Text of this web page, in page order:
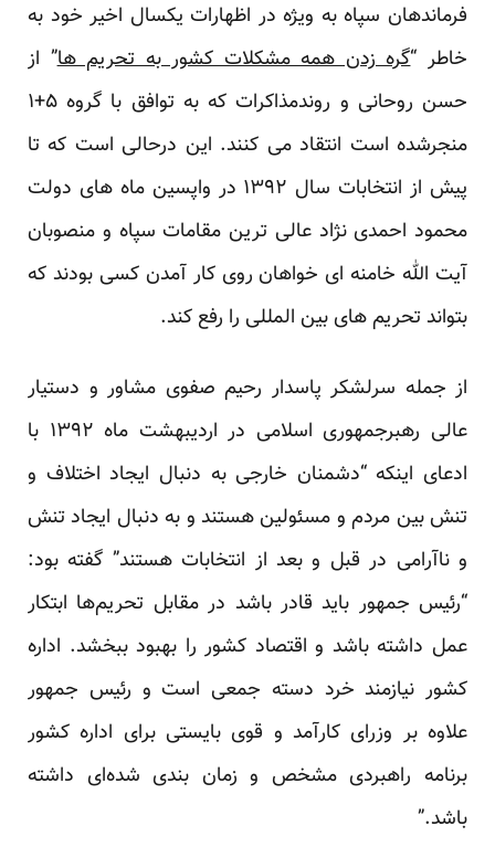
فرماندهان سپاه به ویژه در اظهارات یکسال اخیر خود به
خاطر “گره زدن همه مشکلات کشور به تحریم ها” از
حسن روحانی و روندمذاکرات که به توافق با گروه ۵+۱
منجرشده است انتقاد می کنند. این درحالی است که تا
پیش از انتخابات سال ۱۳۹۲ در واپسین ماه های دولت
محمود احمدی نژاد عالی ترین مقامات سپاه و منصوبان
آیت الله خامنه ای خواهان روی کار آمدن کسی بودند که
بتواند تحریم های بین المللی را رفع کند.
از جمله سرلشکر پاسدار رحیم صفوی مشاور و دستیار
عالی رهبرجمهوری اسلامی در اردیبهشت ماه ۱۳۹۲ با
ادعای اینکه “دشمنان خارجی به دنبال ایجاد اختلاف و
تنش بین مردم و مسئولین هستند و به دنبال ایجاد تنش
و ناآرامی در قبل و بعد از انتخابات هستند” گفته بود:
“رئیس جمهور باید قادر باشد در مقابل تحریم‌ها ابتکار
عمل داشته باشد و اقتصاد کشور را بهبود ببخشد. اداره
کشور نیازمند خرد دسته جمعی است و رئیس جمهور
علاوه بر وزرای کارآمد و قوی بایستی برای اداره کشور
برنامه راهبردی مشخص و زمان بندی شده‌ای داشته
باشد.”